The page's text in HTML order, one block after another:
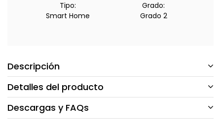
Tipo:
Smart Home
Grado:
Grado 2
Descripción
Detalles del producto
Descargas y FAQs